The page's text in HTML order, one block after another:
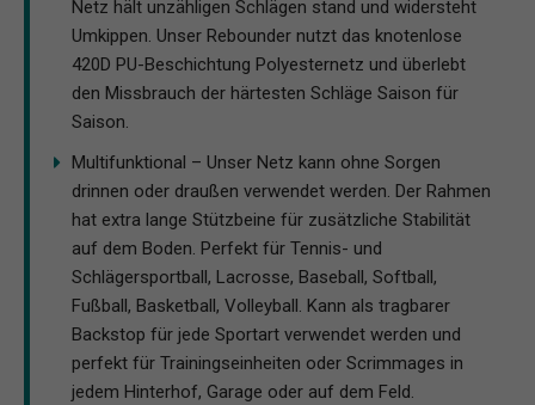
Netz hält unzähligen Schlägen stand und widersteht
Umkippen. Unser Rebounder nutzt das knotenlose
420D PU-Beschichtung Polyesternetz und überlebt
den Missbrauch der härtesten Schläge Saison für
Saison.
Multifunktional – Unser Netz kann ohne Sorgen
drinnen oder draußen verwendet werden. Der Rahmen
hat extra lange Stützbeine für zusätzliche Stabilität
auf dem Boden. Perfekt für Tennis- und
Schlägersportball, Lacrosse, Baseball, Softball,
Fußball, Basketball, Volleyball. Kann als tragbarer
Backstop für jede Sportart verwendet werden und
perfekt für Trainingseinheiten oder Scrimmages in
jedem Hinterhof, Garage oder auf dem Feld.